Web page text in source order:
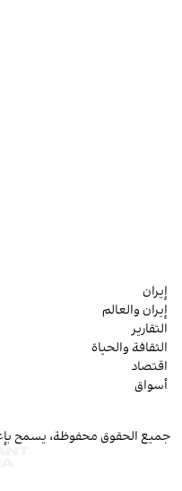
إيران
إيران والعالم
التقارير
الثقافة والحياة
اقتصاد
أسواق
جميع الحقوق محفوظة، يسمح